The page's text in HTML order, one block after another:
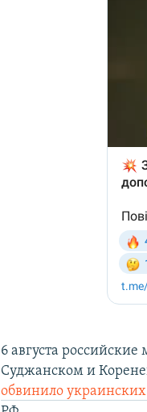
6 августа
Суджанском и
обвинило